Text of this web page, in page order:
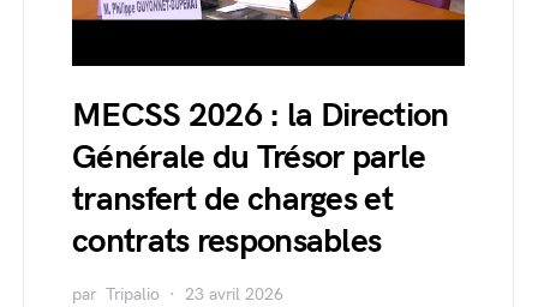
MECSS 2026 : la Direction
Générale du Trésor parle
transfert de charges et
contrats responsables
par Tripalio 23 avril 2026